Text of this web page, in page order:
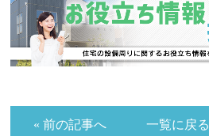
« 前の記事へ 一覧に戻る